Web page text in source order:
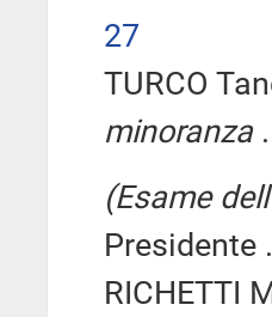
27
TURCO
minoranza
(Esame
Presidente
RICHETTI